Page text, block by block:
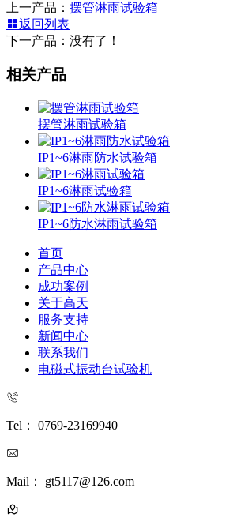
上一产品： 摆管淋雨试验箱
返回列表
下一产品：没有了！
相关产品
摆管淋雨试验箱
IP1~6淋雨防水试验箱
IP1~6淋雨试验箱
IP1~6防水淋雨试验箱
首页
产品中心
成功案例
关于高天
服务支持
新闻中心
联系我们
电磁式振动台试验机
Tel： 0769-23169940
Mail： gt5117@126.com